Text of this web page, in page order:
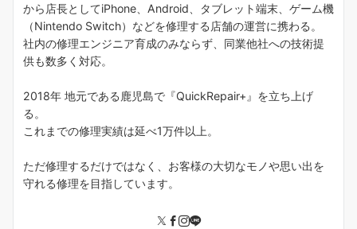
から店長としてiPhone、Android、タブレット端末、ゲーム機
（Nintendo Switch）などを修理する店舗の運営に携わる。
社内の修理エンジニア育成のみならず、同業他社への技術提
供も数多く対応。
2018年 地元である鹿児島で『QuickRepair+』を立ち上げ
る。
これまでの修理実績は延べ1万件以上。
ただ修理するだけではなく、お客様の大切なモノや思い出を
守れる修理を目指しています。